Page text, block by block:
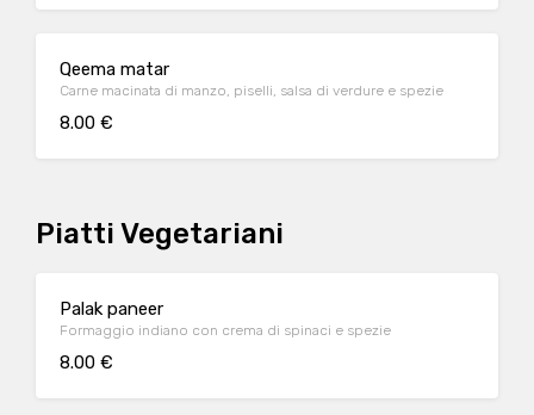
Qeema matar
Carne macinata di manzo, piselli, salsa di verdure e spezie
8.00 €
Piatti Vegetariani
Palak paneer
Formaggio indiano con crema di spinaci e spezie
8.00 €